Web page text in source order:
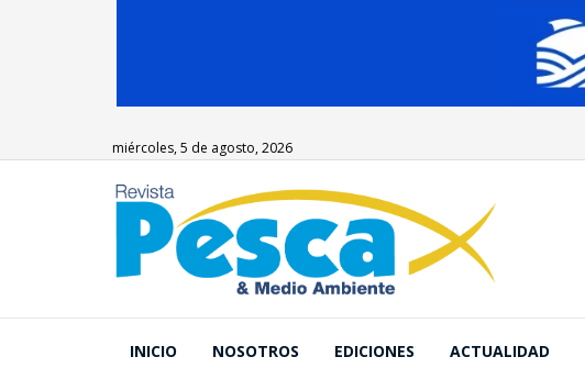
miércoles, 5 de agosto, 2026
INICIO NOSOTROS EDICIONES ACTUALIDAD